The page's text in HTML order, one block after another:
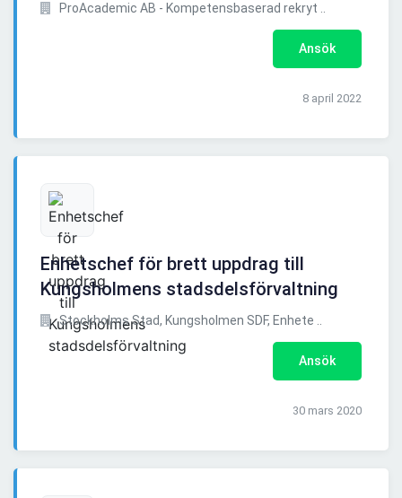
ProAcademic AB - Kompetensbaserad rekryt ..
Ansök
8 april 2022
Enhetschef för brett uppdrag till
Kungsholmens stadsdelsförvaltning
Stockholms Stad, Kungsholmen SDF, Enhete ..
Ansök
30 mars 2020